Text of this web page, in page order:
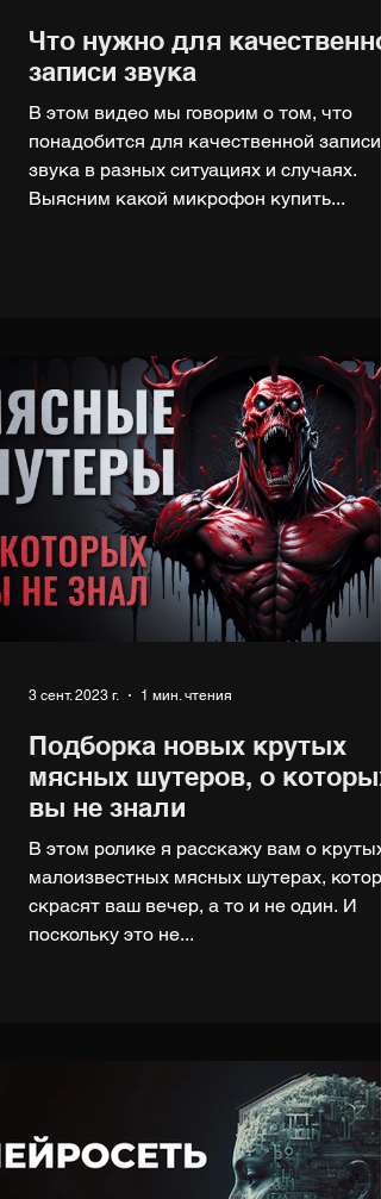
Что нужно для
записи звука
В этом видео мы говорим о том, что
понадобится для качественной записи
звука в разных ситуациях и случаях.
Выясним какой микрофон купить...
Подборка новых крутых
мясных шутеров, о которых
вы не знали
В этом ролике я расскажу вам о крутых
малоизвестных мясных шутерах,
скрасят ваш вечер, а то и не один. И
поскольку это не...
3 сент. 2023 г. 1 мин. чтения